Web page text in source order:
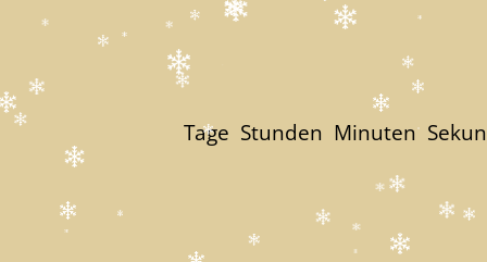
Tage Stunden Minuten